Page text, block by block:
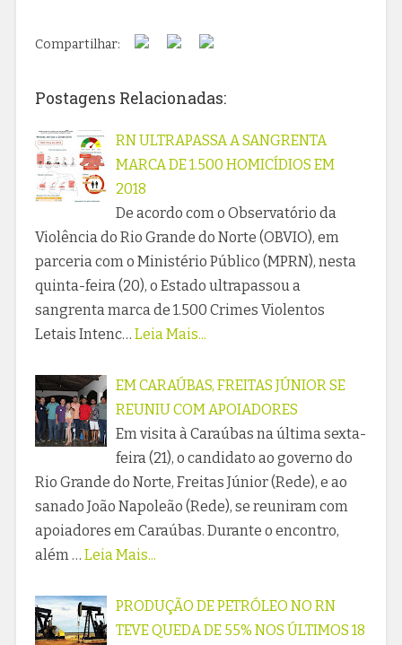
Compartilhar:
Postagens Relacionadas:
RN ULTRAPASSA A SANGRENTA
MARCA DE 1.500 HOMICÍDIOS EM
2018
De acordo com o Observatório da
Violência do Rio Grande do Norte (OBVIO), em
parceria com o Ministério Público (MPRN), nesta
quinta-feira (20), o Estado ultrapassou a
sangrenta marca de 1.500 Crimes Violentos
Letais Intenc… Leia Mais...
EM CARAÚBAS, FREITAS JÚNIOR SE
REUNIU COM APOIADORES
Em visita à Caraúbas na última sexta-
feira (21), o candidato ao governo do
Rio Grande do Norte, Freitas Júnior (Rede), e ao
sanado João Napoleão (Rede), se reuniram com
apoiadores em Caraúbas. Durante o encontro,
além … Leia Mais...
PRODUÇÃO DE PETRÓLEO NO RN
TEVE QUEDA DE 55% NOS ÚLTIMOS 18